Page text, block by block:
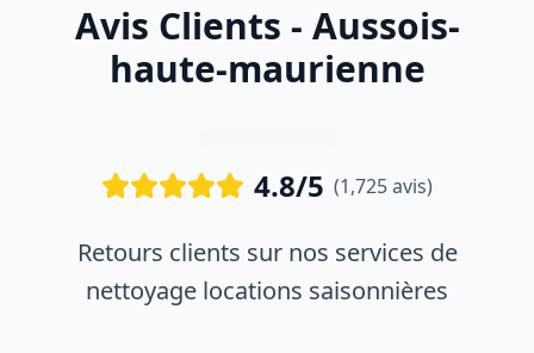
Avis Clients - Aussois-
haute-maurienne
4.8/5 (1,725 avis)
Retours clients sur nos services de
nettoyage locations saisonnières